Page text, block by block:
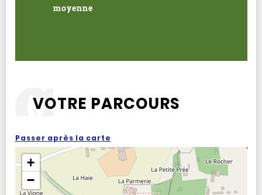
moyenne
VOTRE PARCOURS
Passer après la carte
+
−